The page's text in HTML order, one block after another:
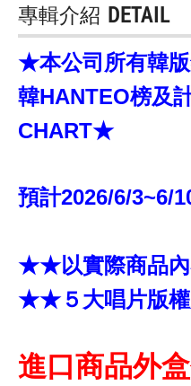
專輯介紹 DETAIL
★本公司所有韓
韓HANTEO榜及
CHART★
預計2026/6/3~6/
★★以實際商品
★★５大唱片版
進口商品外